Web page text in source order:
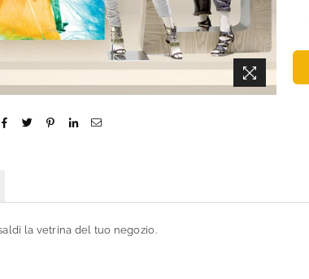
la vetrina del tuo negozio.